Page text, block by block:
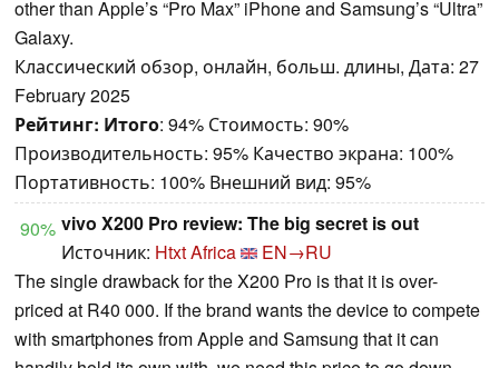
other than Apple’s “Pro Max” iPhone and Samsung’s “Ultra”
Galaxy.
Классический обзор, онлайн, больш. длины, Дата: 27
February 2025
Рейтинг: Итого: 94% Стоимость: 90%
Производительность: 95% Качество экрана: 100%
Портативность: 100% Внешний вид: 95%
90% vivo X200 Pro review: The big secret is out
Источник: Htxt Africa
EN→RU
The single drawback for the X200 Pro is that it is over-
priced at R40 000. If the brand wants the device to compete
with smartphones from Apple and Samsung that it can